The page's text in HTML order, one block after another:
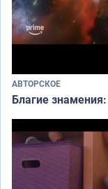
АВТОРСКОЕ
Благие